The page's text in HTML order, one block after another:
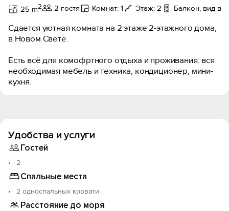
25 m2 2 гостя Комнат: 1 Этаж: 2 Балкон, вид во
Сдается уютная комната на 2 этаже 2-этажного дома,
в Новом Свете.
Есть всё для комофртного отдыха и проживания: вся
необходимая мебель и техника, кондиционер, мини-
кухня.
Удобства и услуги
Гостей
2
Спальные места
2 односпальных кровати
Расстояние до моря